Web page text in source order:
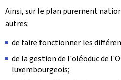
Ainsi, sur le plan purement
autres:
de faire fonctionner les
de la gestion de l'oléoduc de
luxembourgeois;